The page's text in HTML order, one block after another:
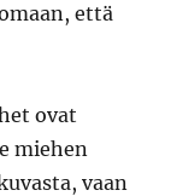
että
ovat
miehen
vaan